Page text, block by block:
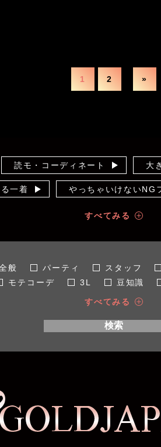
1 2 »
読モ・コーディネート 大
一着 やっちゃいけないNG
10年着るための洋服ケア
すべてみる
般 パーティ スタッフ
モテコーデ 3L 豆知識
試着・撮影会
通勤着
すべてみる
検索